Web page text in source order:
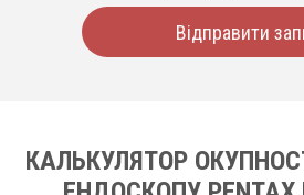
Відправити
КАЛЬКУЛЯТОР